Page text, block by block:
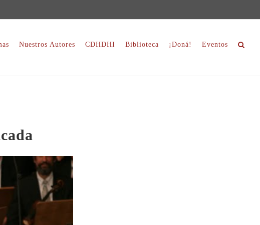
Nuestros Autores CDHDHI Biblioteca ¡Doná! Eventos